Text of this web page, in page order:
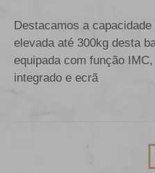
Destacamos a
elevada até 300kg desta
equipada com função
integrado e ecrã